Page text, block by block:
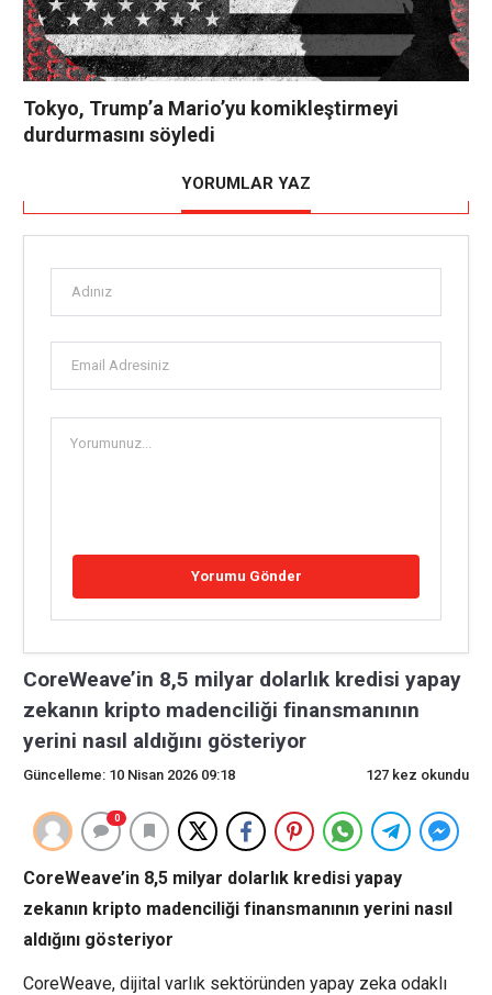
Tokyo, Trump’a Mario’yu komikleştirmeyi
durdurmasını söyledi
YORUMLAR YAZ
CoreWeave’in 8,5 milyar dolarlık kredisi yapay
zekanın kripto madenciliği finansmanının
yerini nasıl aldığını gösteriyor
Güncelleme: 10 Nisan 2026 09:18 127 kez okundu
0
CoreWeave’in 8,5 milyar dolarlık kredisi yapay
zekanın kripto madenciliği finansmanının yerini nasıl
aldığını gösteriyor
CoreWeave, dijital varlık sektöründen yapay zeka odaklı